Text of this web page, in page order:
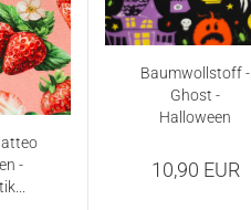
-
Baumwollstoff -
Ghost -
Halloween
10,90 EUR